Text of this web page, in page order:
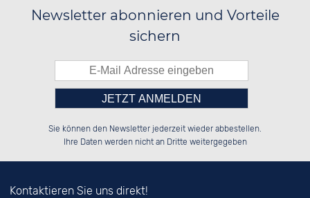
Newsletter abonnieren und Vorteile
sichern
██████░░██████░░░░████░░██████░░
██░░██░░░░░░██░░██░░░░░░██░░██░░
Bitte tragen Sie die Zahl in
das nebenstehende Feld ein.
Sie können den Newsletter jederzeit wieder abbestellen.
Ihre Daten werden nicht an Dritte weitergegeben
Kontaktieren Sie uns direkt!